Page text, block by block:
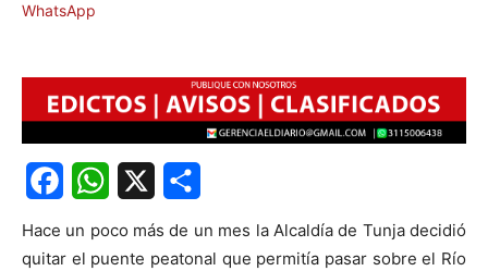
WhatsApp
WhatsApp
Hace un poco más de un mes la Alcaldía de Tunja decidió
quitar el puente peatonal que permitía pasar sobre el Río